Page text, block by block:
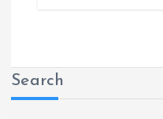
Search